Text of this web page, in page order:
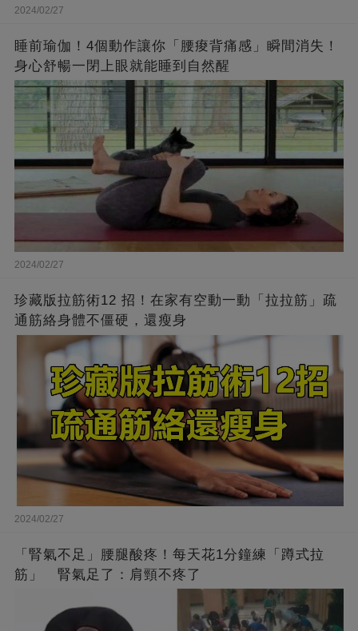
2024/02/27
睡前瑜伽！4個動作讓你「腰痠背痛感」瞬間消失！
身心舒暢一閉上眼就能睡到自然醒
2024/02/27
珍藏版拉筋術12 招！在家有空動一動「拉拉筋」疏
通筋絡身體不僵硬，還瘦身
2024/02/27
「腎氣不足」腰腿酸疼！每天花1分鐘練「蹲式拉
筋」 腎氣足了：肩頸不疼了